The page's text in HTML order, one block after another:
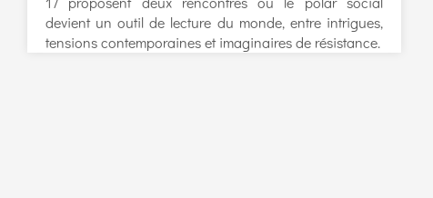
devient un outil de lecture du monde, entre intrigues,
tensions contemporaines et imaginaires de résistance.